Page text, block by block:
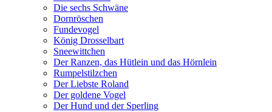
Die sechs Schwäne
Dornröschen
Fundevogel
König Drosselbart
Sneewittchen
Der Ranzen, das Hütlein und das Hörnlein
Rumpelstilzchen
Der Liebste Roland
Der goldene Vogel
Der Hund und der Sperling